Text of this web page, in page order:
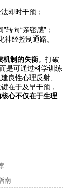
即时干预；
转向“亲密感”；
神经控制通路。
机制的失衡。打破
是可通过科学训练
良性心理反射、
在于及早干预，
心不仅在于生理
南